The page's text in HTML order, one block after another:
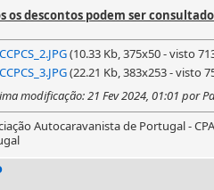
os descontos podem ser
CCPCS_2.JPG(10.33 Kb, 375x50 - visto
CCPCS_3.JPG(22.21 Kb, 383x253 - visto
modificação: 21 Fev 2024, 01:01 por
Autocaravanista de Portugal - CPA